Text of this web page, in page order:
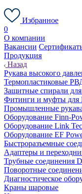
Избранное
0
О компании
Вакансии
Продукция
Назад
Рукава высокого
Термопластиковые
Защитные спирали
Фитинги и муфты
Промышленные
Оборудование Finn-
Оборудование Link
Оборудование EF
Быстроразъемные
Адаптеры и
Трубные соединения
Поворотные
Диагностическое
Краны шаровые